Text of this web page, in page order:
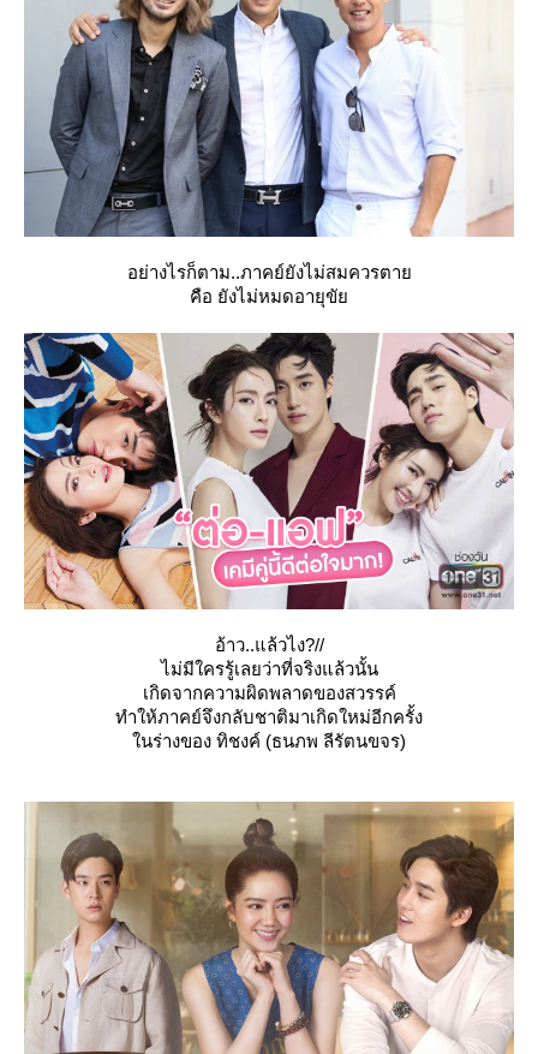
อย่างไรก็ตาม..ภาคย์ยังไม่สมควรตา
คือ ยังไม่หมดอายุขั
อ้าว..แล้วไง?//
ไม่มีใครรู้เลยว่าที่จริงแล้วนั้น
เกิดจากความผิดพลาดของสวรรค์
ทำให้ภาคย์จึงกลับชาติมาเกิดใหม่อีกครั้ง
นร่างของ ทิชงค์ (ธนภพ ลีรัตนขจร)